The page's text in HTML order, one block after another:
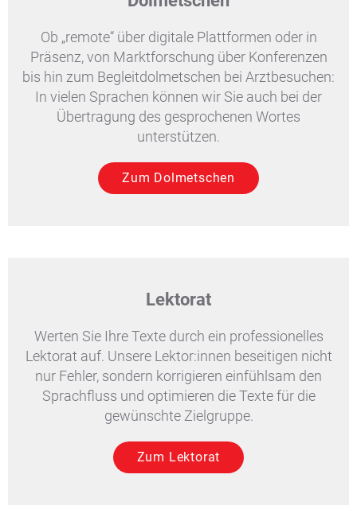
Ob „remote“ über digitale Plattformen oder in
Präsenz, von Marktforschung über Konferenzen
bis hin zum Begleitdolmetschen bei Arztbesuchen:
In vielen Sprachen können wir Sie auch bei der
Übertragung des gesprochenen Wortes
unterstützen.
Zum Dolmetschen
Lektorat
Werten Sie Ihre Texte durch ein professionelles
Lektorat auf. Unsere Lektor:innen beseitigen nicht
nur Fehler, sondern korrigieren einfühlsam den
Sprachfluss und optimieren die Texte für die
gewünschte Zielgruppe.
Zum Lektorat